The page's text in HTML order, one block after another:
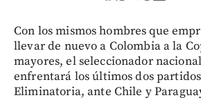
Con los mismos hombres que
llevar de nuevo a Colombia a la
mayores, el seleccionador nacional
enfrentará los últimos dos
Eliminatoria, ante Chile y